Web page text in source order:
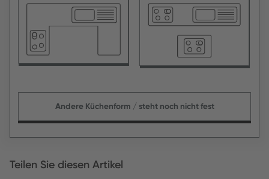
Andere Küchenform / steht noch nicht fest
Teilen Sie diesen Artikel